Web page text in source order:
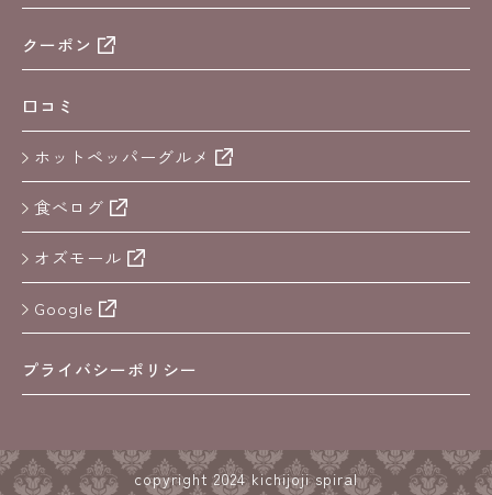
クーポン
口コミ
ホットペッパーグルメ
食べログ
オズモール
Google
プライバシーポリシー
copyright 2024 kichijoji spiral